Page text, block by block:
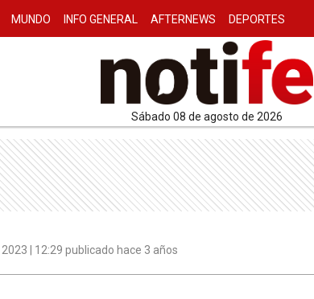
MUNDO INFO GENERAL AFTERNEWS DEPORTES
sábado 08 de agosto de 2026
| 12:29 publicado hace 3 años